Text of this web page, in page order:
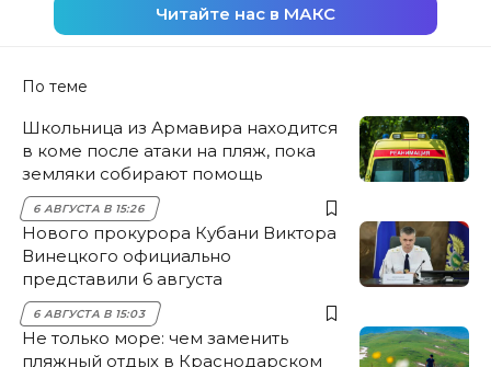
Читайте нас в МАКС
По теме
Школьница из Армавира находится
в коме после атаки на пляж, пока
земляки собирают помощь
6 АВГУСТА В 15:26
Нового прокурора Кубани Виктора
Винецкого официально
представили 6 августа
6 АВГУСТА В 15:03
Не только море: чем заменить
пляжный отдых в Краснодарском